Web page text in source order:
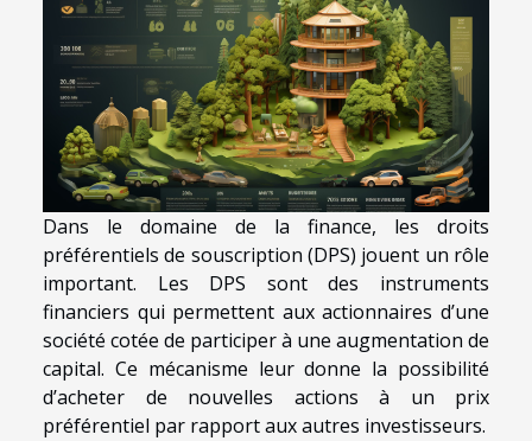
Dans le domaine de la finance, les droits
préférentiels de souscription (DPS) jouent un rôle
important. Les DPS sont des instruments
financiers qui permettent aux actionnaires d’une
société cotée de participer à une augmentation de
capital. Ce mécanisme leur donne la possibilité
d’acheter de nouvelles actions à un prix
préférentiel par rapport aux autres investisseurs.